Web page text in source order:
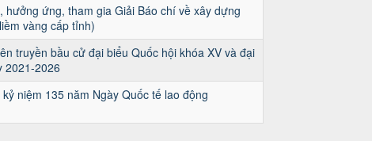
ứng, tham gia Giải Báo chí về xây dựng
vàng cấp tỉnh)
truyền bầu cử đại biểu Quốc hội khóa XV và đại
2021-2026
niệm 135 năm Ngày Quốc tế lao động